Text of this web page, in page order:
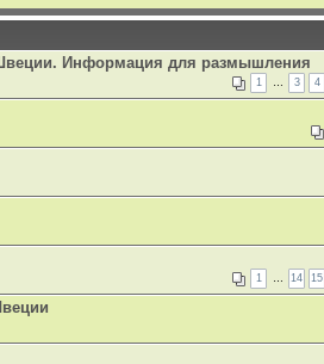
Информация для размышления
1 … 3 4
1 … 14 15